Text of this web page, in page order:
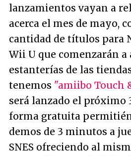
lanzamientos vayan a
acerca el mes de mayo,
cantidad de títulos para
Wii U que comenzarán a
estanterías de las
tenemos "amiibo Touch
será lanzado el próximo
forma gratuita
demos de 3 minutos a
SNES ofreciendo al